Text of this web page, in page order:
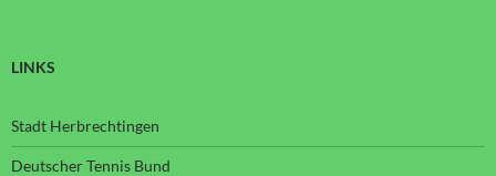
LINKS
Stadt Herbrechtingen
Deutscher Tennis Bund